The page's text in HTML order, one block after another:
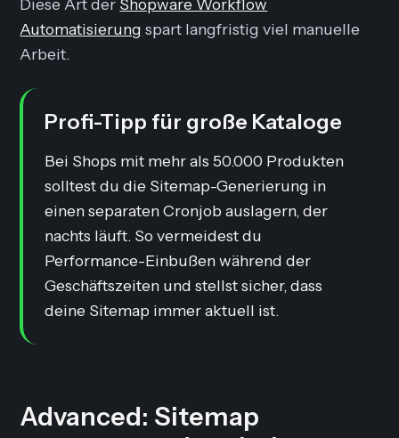
Diese Art der Shopware Workflow
Automatisierung spart langfristig viel manuelle
Arbeit.
Profi-Tipp für große Kataloge
Bei Shops mit mehr als 50.000 Produkten
solltest du die Sitemap-Generierung in
einen separaten Cronjob auslagern, der
nachts läuft. So vermeidest du
Performance-Einbußen während der
Geschäftszeiten und stellst sicher, dass
deine Sitemap immer aktuell ist.
Advanced: Sitemap